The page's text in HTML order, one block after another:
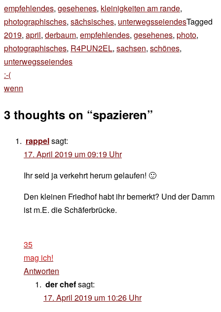
empfehlendes, gesehenes, kleinigkeiten am rande,
photographisches, sächsisches, unterwegsseiendesTagged
2019, april, derbaum, empfehlendes, gesehenes, photo,
photographisches, R4PUN2EL, sachsen, schönes,
unterwegsseiendes
Beitragsnavigation
:-(
wenn
3 thoughts on “spazieren”
rappelsagt:
17. April 2019 um 09:19 Uhr
Ihr seid ja verkehrt herum gelaufen! 🙂
Den kleinen Friedhof habt ihr bemerkt? Und der Damm
ist m.E. die Schäferbrücke.
35
mag ich!
Antworten
der chefsagt:
17. April 2019 um 10:26 Uhr